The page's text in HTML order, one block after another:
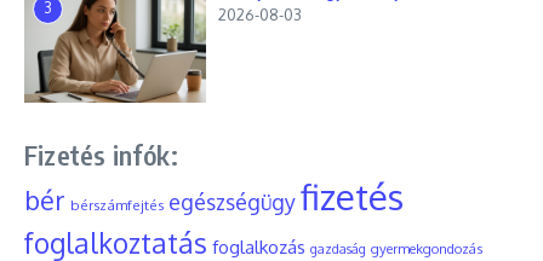
3 2026-08-03
Fizetés infók:
bér bérszámfejtés egészségügyfizetés
foglalkoztatás foglalkozás gazdaság gyermekgondozás